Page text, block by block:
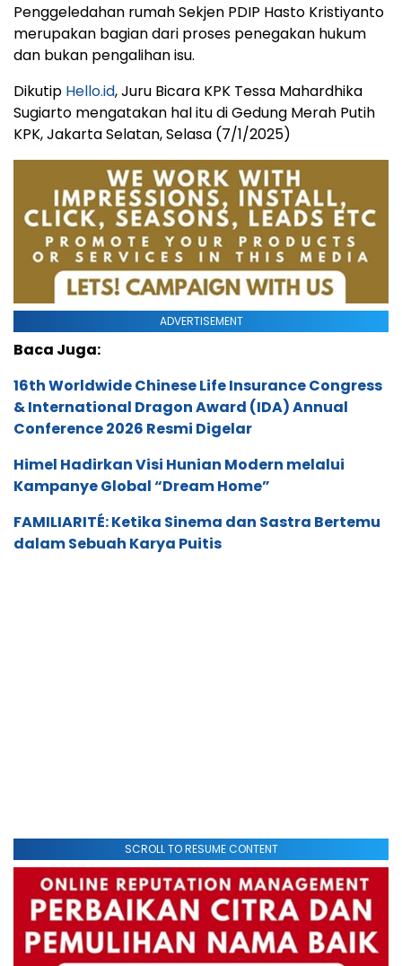
Penggeledahan rumah Sekjen PDIP Hasto Kristiyanto
merupakan bagian dari proses penegakan hukum
dan bukan pengalihan isu.
Dikutip Hello.id, Juru Bicara KPK Tessa Mahardhika
Sugiarto mengatakan hal itu di Gedung Merah Putih
KPK, Jakarta Selatan, Selasa (7/1/2025)
ADVERTISEMENT
Baca Juga:
16th Worldwide Chinese Life Insurance Congress
& International Dragon Award (IDA) Annual
Conference 2026 Resmi Digelar
Himel Hadirkan Visi Hunian Modern melalui
Kampanye Global “Dream Home”
FAMILIARITÉ: Ketika Sinema dan Sastra Bertemu
dalam Sebuah Karya Puitis
SCROLL TO RESUME CONTENT